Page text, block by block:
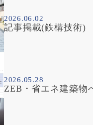
2026.06.02
記事掲載(鉄構技術)
2026.05.28
ZEB・省エネ建築物